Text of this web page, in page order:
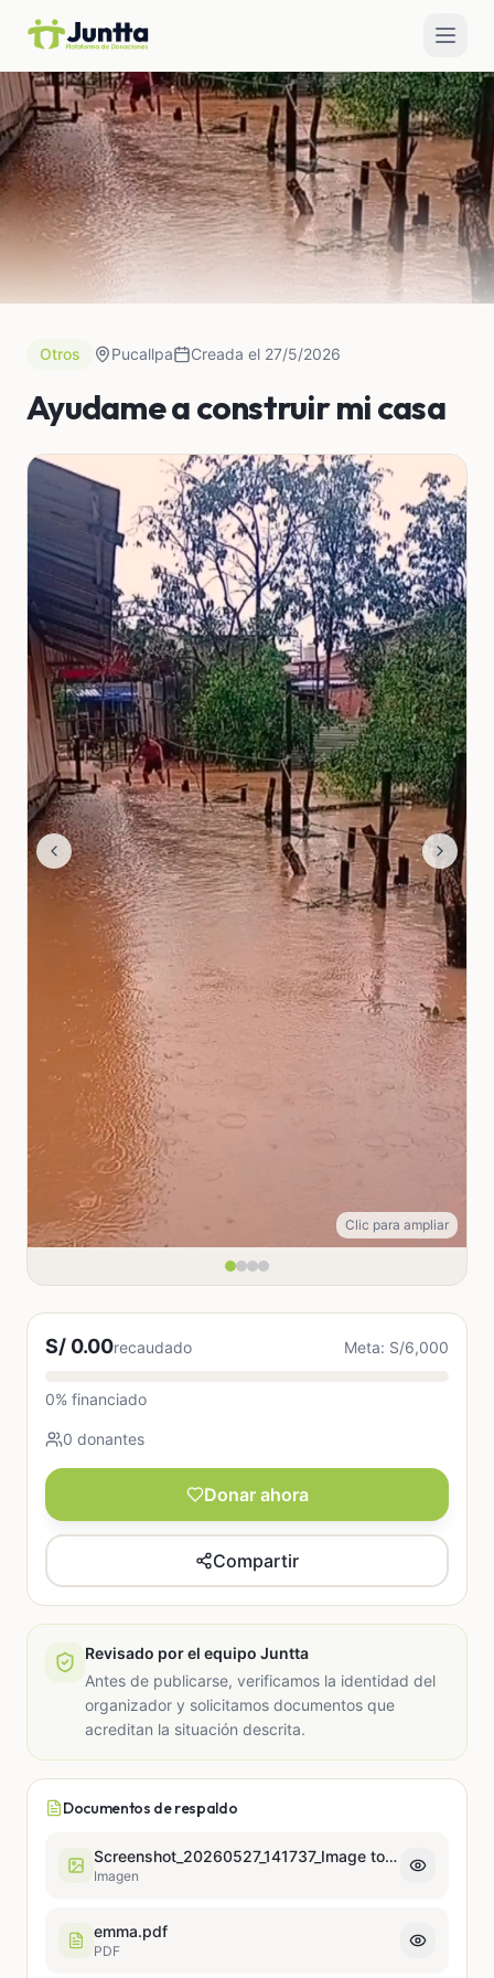
Otros Pucallpa Creada el 27/5/2026
Ayudame a construir mi casa
Clic para ampliar
S/ 0.00recaudado Meta: S/6,000
0% financiado
0 donantes
Donar ahora
Compartir
Revisado por el equipo Juntta
Antes de publicarse, verificamos la identidad del
organizador y solicitamos documentos que
acreditan la situación descrita.
Documentos de respaldo
Screenshot_20260527_141737_Image to PDF Converter.jpg
Imagen
emma.pdf
PDF